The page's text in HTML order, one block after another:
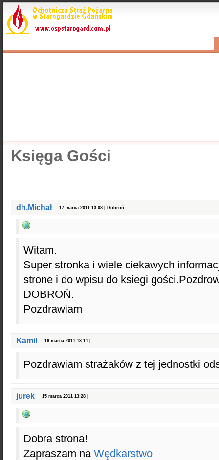
Księga Gości
dh.Michał 17 marca 2011 13:08 | Dobroń
Witam.
Super stronka i wiele ciekawych
strone i do wpisu do ksiegi
DOBROŃ.
Pozdrawiam
Kamil 16 marca 2011 13:11 |
Pozdrawiam strażaków z tej jednostki
jurek 15 marca 2011 13:28 |
Dobra strona!
Zapraszam na Wędkarstwo